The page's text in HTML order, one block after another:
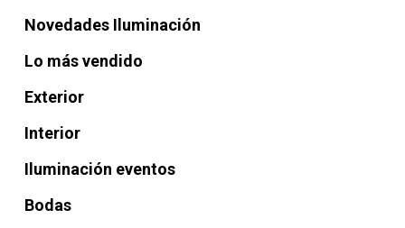
Novedades Iluminación
Lo más vendido
Exterior
Interior
Iluminación eventos
Bodas